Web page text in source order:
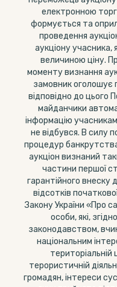
електронною
формується та
проведення
аукціону
величиною ціну.
моменту визнання
замовник оголошує
відповідно до цього
майданчики
інформацію
не відбувся. В силу
процедур
аукціон визнаний
частини першої
гарантійного внеску
відсотків
Закону України «Про
особи, які,
законодавством,
національним
територіальній
терористичній
громадян, інтереси